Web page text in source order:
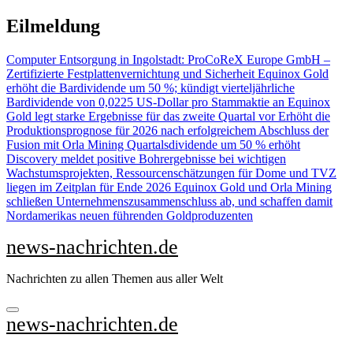
Zu
Inhalten
Eilmeldung
Computer Entsorgung in Ingolstadt: ProCoReX Europe GmbH –
Zertifizierte Festplattenvernichtung und Sicherheit Equinox Gold
erhöht die Bardividende um 50 %; kündigt vierteljährliche
Bardividende von 0,0225 US-Dollar pro Stammaktie an Equinox
Gold legt starke Ergebnisse für das zweite Quartal vor Erhöht die
Produktionsprognose für 2026 nach erfolgreichem Abschluss der
Fusion mit Orla Mining Quartalsdividende um 50 % erhöht
Discovery meldet positive Bohrergebnisse bei wichtigen
Wachstumsprojekten, Ressourcenschätzungen für Dome und TVZ
liegen im Zeitplan für Ende 2026 Equinox Gold und Orla Mining
schließen Unternehmenszusammenschluss ab, und schaffen damit
Nordamerikas neuen führenden Goldproduzenten
news-nachrichten.de
Nachrichten zu allen Themen aus aller Welt
news-nachrichten.de